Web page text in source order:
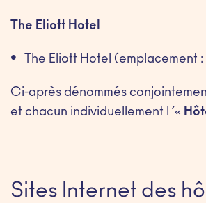
The Eliott Hotel
The Eliott Hotel (emplacement
Ci-après dénommés
et chacun individuellement l ’«
Sites Internet des